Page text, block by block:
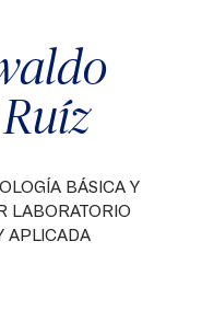
BÁSICA Y
LABORATORIO
APLICADA